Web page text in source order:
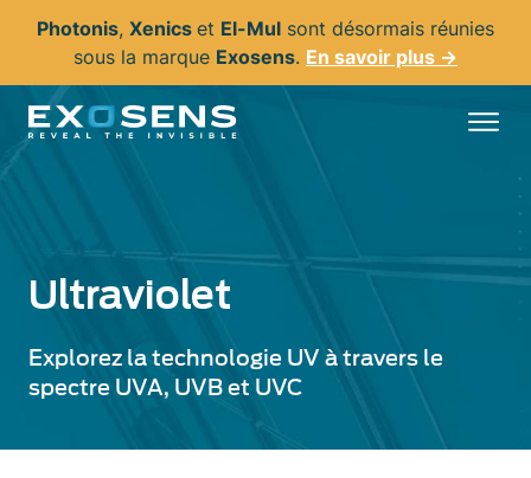
principal
Photonis, Xenics et El-Mul sont désormais réunies
sous la marque Exosens. En savoir plus →
Ultraviolet
Explorez la technologie UV à travers le
spectre UVA, UVB et UVC